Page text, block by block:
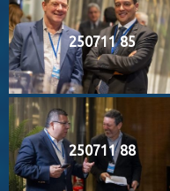
250711 85
250711 88